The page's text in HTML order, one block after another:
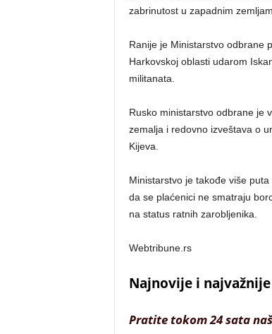
zabrinutost u zapadnim
Ranije je Ministarstvo odbrane
Harkovskoj oblasti udarom
militanata.
Rusko ministarstvo odbrane je
zemalja i redovno izveštava o
Kijeva.
Ministarstvo je takođe više
da se plaćenici ne smatraju
na status ratnih zarobljenika.
Webtribune.rs
Najnovije i
Pratite tokom 24 sata